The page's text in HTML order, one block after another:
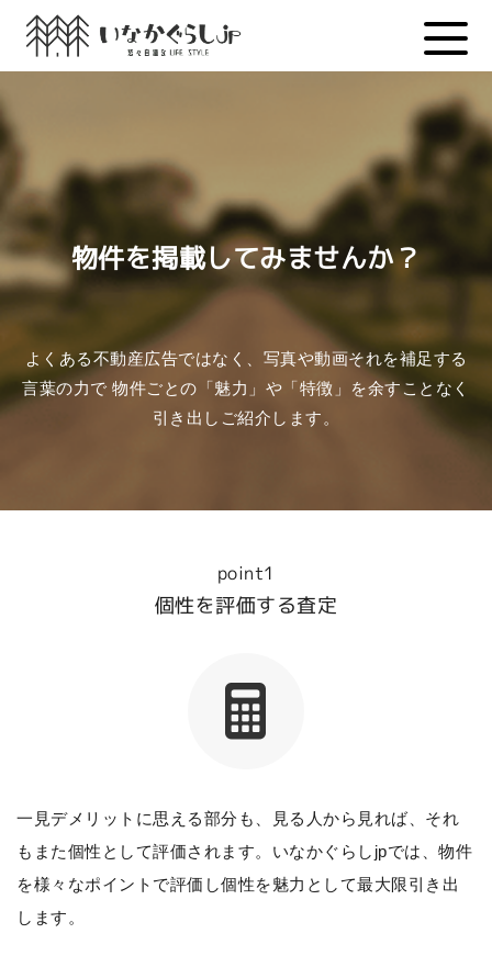
Skip
物件を掲載してみませんか？
よくある不動産広告ではなく、写真や動画それを補足する
言葉の力で 物件ごとの「魅力」や「特徴」を余すことなく
引き出しご紹介します。
point1
個性を評価する査定
一見デメリットに思える部分も、見る人から見れば、それ
もまた個性として評価されます。いなかぐらしjpでは、物件
を様々なポイントで評価し個性を魅力として最大限引き出
します。